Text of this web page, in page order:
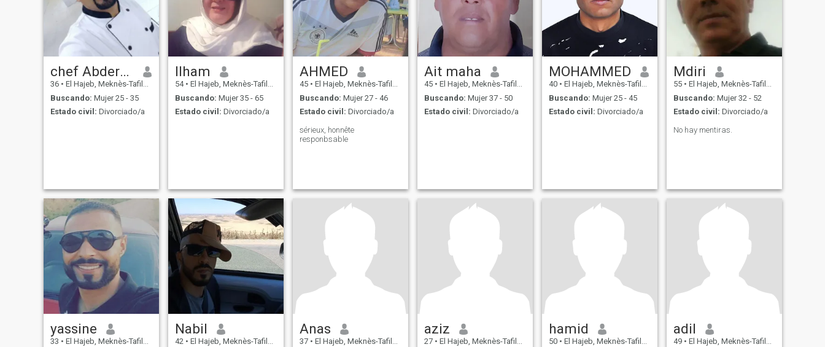
chef Abderrazak
36 • El Hajeb, Meknès-Tafilalet, Marruecos
Buscando: Mujer 25 - 35
Estado civil: Divorciado/a
Ilham
54 • El Hajeb, Meknès-Tafilalet, Marruecos
Buscando: Mujer 35 - 65
Estado civil: Divorciado/a
AHMED
45 • El Hajeb, Meknès-Tafilalet, Marruecos
Buscando: Mujer 27 - 46
Estado civil: Divorciado/a
sérieux, honnête
responbsable
Ait maha
45 • El Hajeb, Meknès-Tafilalet, Marruecos
Buscando: Mujer 37 - 50
Estado civil: Divorciado/a
MOHAMMED
40 • El Hajeb, Meknès-Tafilalet, Marruecos
Buscando: Mujer 25 - 45
Estado civil: Divorciado/a
Mdiri
55 • El Hajeb, Meknès-Tafilalet, Marruecos
Buscando: Mujer 32 - 52
Estado civil: Divorciado/a
No hay mentiras.
yassine
33 • El Hajeb, Meknès-Tafilalet, Marruecos
Nabil
42 • El Hajeb, Meknès-Tafilalet, Marruecos
Anas
37 • El Hajeb, Meknès-Tafilalet, Marruecos
aziz
27 • El Hajeb, Meknès-Tafilalet, Marruecos
hamid
50 • El Hajeb, Meknès-Tafilalet, Marruecos
adil
49 • El Hajeb, Meknès-Tafilalet, Marruecos